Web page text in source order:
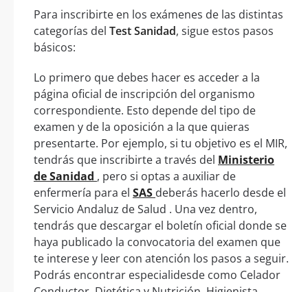
Para inscribirte en los exámenes de las distintas
categorías del Test Sanidad, sigue estos pasos
básicos:
Lo primero que debes hacer es acceder a la
página oficial de inscripción del organismo
correspondiente. Esto depende del tipo de
examen y de la oposición a la que quieras
presentarte. Por ejemplo, si tu objetivo es el MIR,
tendrás que inscribirte a través del Ministerio
de Sanidad , pero si optas a auxiliar de
enfermería para el SAS deberás hacerlo desde el
Servicio Andaluz de Salud . Una vez dentro,
tendrás que descargar el boletín oficial donde se
haya publicado la convocatoria del examen que
te interese y leer con atención los pasos a seguir.
Podrás encontrar especialidesde como Celador